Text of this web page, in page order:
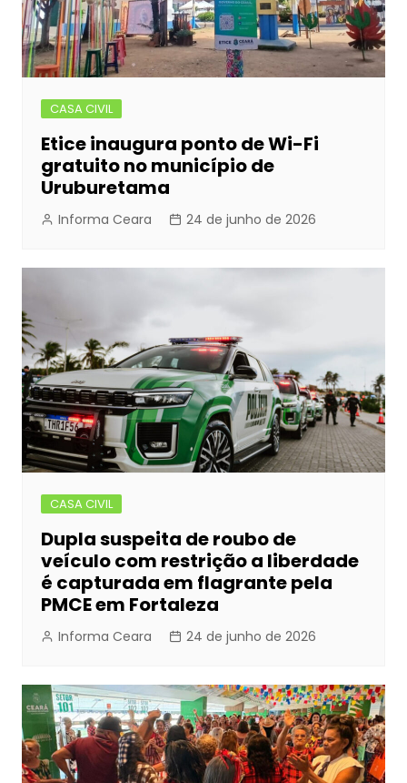
CASA CIVIL
Etice inaugura ponto de Wi-Fi
gratuito no município de
Uruburetama
Informa Ceara 24 de junho de 2026
CASA CIVIL
Dupla suspeita de roubo de
veículo com restrição a liberdade
é capturada em flagrante pela
PMCE em Fortaleza
Informa Ceara 24 de junho de 2026